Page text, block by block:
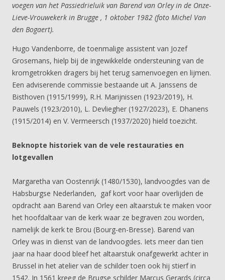
voegen van het Passiedrieluik van Barend van Orley in de Onze-
Lieve-Vrouwekerk in Brugge , 1 oktober 1982 (foto Michel Van
den Bogaert).
Hugo Vandenborre, de toenmalige assistent van Jozef
Grosemans, hielp bij de ingewikkelde ondersteuning van de
kromgetrokken dragers bij het terug samenvoegen en lijmen.
Een adviserende commissie bestaande uit A. Janssens de
Bisthoven (1915/1999), R.H. Marijnissen (1923/2019), H.
Pauwels (1923/2010), L. Devliegher (1927/2023), E. Dhanens
(1915/2014) en V. Vermeersch (1937/2020) hield toezicht.
Beknopte historiek van de vele restauraties en
lotgevallen
Margaretha van Oostenrijk (1480/1530), landvoogdes van de
Habsburgse Nederlanden, gaf kort voor haar overlijden de
opdracht aan Barend van Orley een altaarstuk te maken voor
het hoofdaltaar van de kerk waar ze begraven zou worden,
namelijk de kerk te Brou (Bourg-en-Bresse). Barend van
Orley was in dienst van de landvoogdes. Iets meer dan tien
jaar na haar dood bleef het altaarstuk onafgewerkt achter in
Brussel in het atelier van de schilder toen ook hij stierf in
1542. In 1561 kreeg de Brugse schilder Marcus Gerards (circa